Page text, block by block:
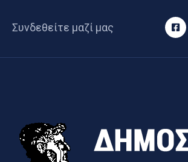
Συνδεθείτε μαζί μας